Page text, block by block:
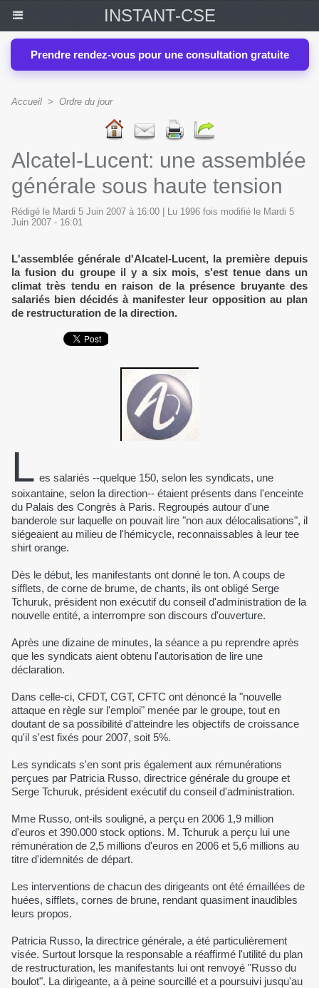
INSTANT-CSE
Prendre rendez-vous pour une consultation gratuite
Accueil > Ordre du jour
Alcatel-Lucent: une assemblée
générale sous haute tension
Rédigé le Mardi 5 Juin 2007 à 16:00 | Lu 1996 fois modifié le Mardi 5
Juin 2007 - 16:01
L'assemblée générale d'Alcatel-Lucent, la première depuis
la fusion du groupe il y a six mois, s'est tenue dans un
climat très tendu en raison de la présence bruyante des
salariés bien décidés à manifester leur opposition au plan
de restructuration de la direction.
L es salariés --quelque 150, selon les syndicats, une
soixantaine, selon la direction-- étaient présents dans l'enceinte
du Palais des Congrès à Paris. Regroupés autour d'une
banderole sur laquelle on pouvait lire "non aux délocalisations", il
siégeaient au milieu de l'hémicycle, reconnaissables à leur tee
shirt orange.
Dès le début, les manifestants ont donné le ton. A coups de
sifflets, de corne de brume, de chants, ils ont obligé Serge
Tchuruk, président non exécutif du conseil d'administration de la
nouvelle entité, a interrompre son discours d'ouverture.
Après une dizaine de minutes, la séance a pu reprendre après
que les syndicats aient obtenu l'autorisation de lire une
déclaration.
Dans celle-ci, CFDT, CGT, CFTC ont dénoncé la "nouvelle
attaque en règle sur l'emploi" menée par le groupe, tout en
doutant de sa possibilité d'atteindre les objectifs de croissance
qu'il s'est fixés pour 2007, soit 5%.
Les syndicats s'en sont pris également aux rémunérations
perçues par Patricia Russo, directrice générale du groupe et
Serge Tchuruk, président exécutif du conseil d'administration.
Mme Russo, ont-ils souligné, a perçu en 2006 1,9 million
d'euros et 390.000 stock options. M. Tchuruk a perçu lui une
rémunération de 2,5 millions d'euros en 2006 et 5,6 millions au
titre d'idemnités de départ.
Les interventions de chacun des dirigeants ont été émaillées de
huées, sifflets, cornes de brune, rendant quasiment inaudibles
leurs propos.
Patricia Russo, la directrice générale, a été particulièrement
visée. Surtout lorsque la responsable a réaffirmé l'utilité du plan
de restructuration, les manifestants lui ont renvoyé "Russo du
boulot". La dirigeante, a à peine sourcillé et a poursuivi jusqu'au